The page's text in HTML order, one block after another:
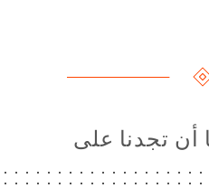
أن تجدنا على